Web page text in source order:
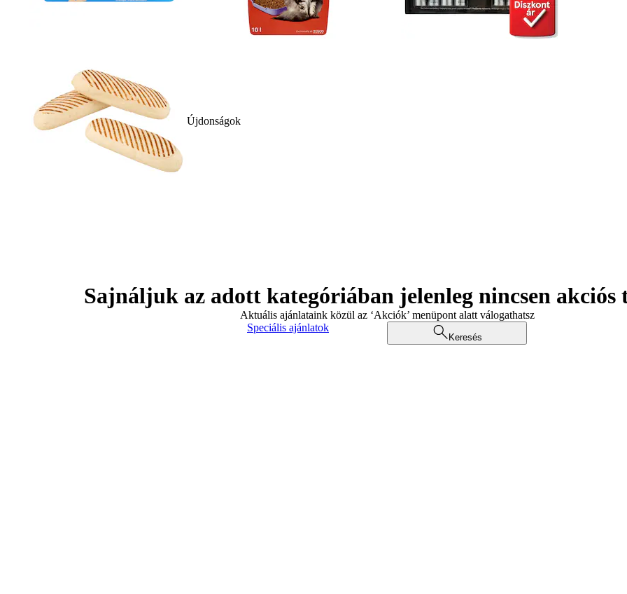
Újdonságok
Sajnáljuk az adott kategóriában jelenleg nincsen akciós
Aktuális ajánlataink közül az ‘Akciók’ menüpont alatt válogathatsz
Speciális ajánlatok
Keresés